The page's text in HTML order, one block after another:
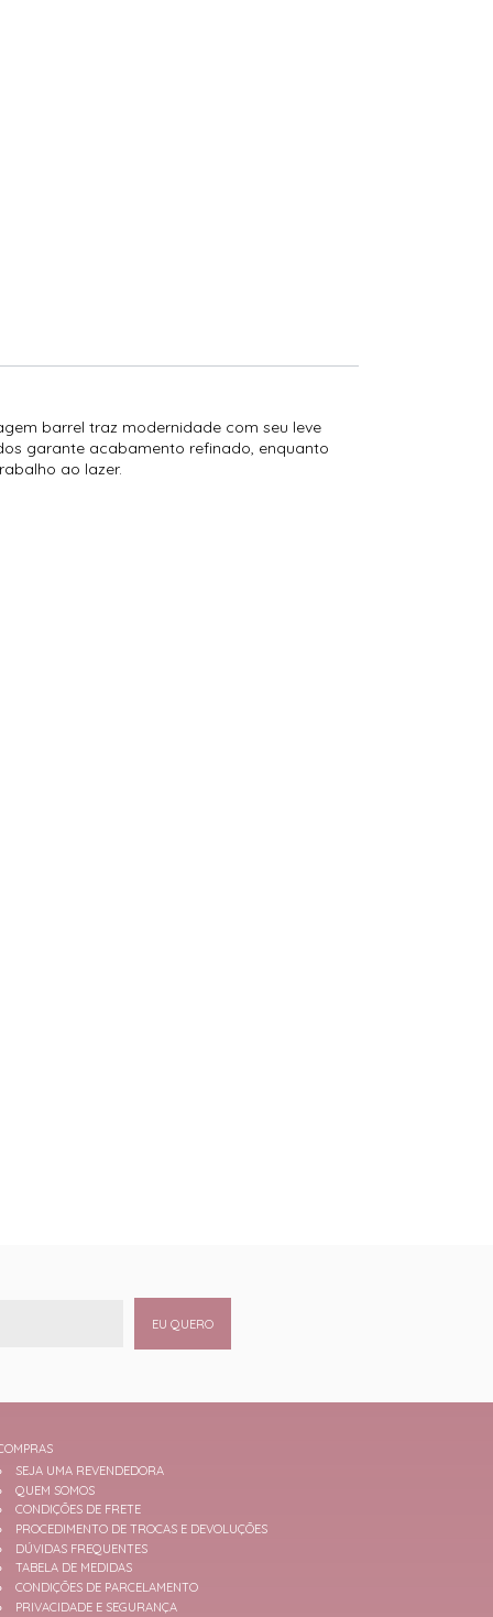
barrel traz modernidade com seu leve
garante acabamento refinado, enquanto
ao lazer.
EU QUERO
SEJA UMA REVENDEDORA
QUEM SOMOS
CONDIÇÕES DE FRETE
PROCEDIMENTO DE TROCAS E DEVOLUÇÕES
DÚVIDAS FREQUENTES
TABELA DE MEDIDAS
CONDIÇÕES DE PARCELAMENTO
PRIVACIDADE E SEGURANÇA